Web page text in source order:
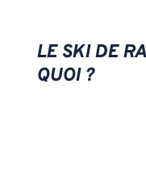
LE SKI DE
QUOI ?